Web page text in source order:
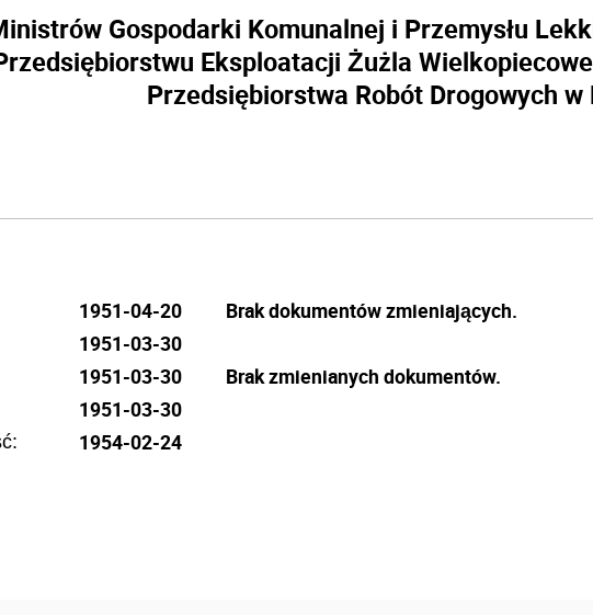
Gospodarki Komunalnej i Przemysłu
Eksploatacji Żużla
Przedsiębiorstwa Robót Drogowych w
1951-04-20
1951-03-30
1951-03-30
1951-03-30
1954-02-24
Brak dokumentów zmieniających.
Brak zmienianych dokumentów.